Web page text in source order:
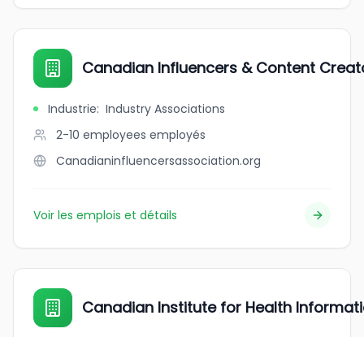
Canadian Influencers & Content
Industrie: Industry Associations
2-10 employees employés
Canadianinfluencersassociation.org
Voir les emplois et détails
Canadian Institute for Health